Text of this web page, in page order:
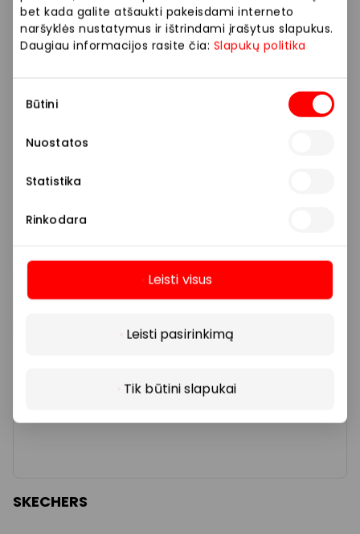
bet kada galite atšaukti pakeisdami interneto
naršyklės nustatymus ir ištrindami įrašytus slapukus.
Daugiau informacijos rasite čia: Slapukų politika
pasirinkimas
Būtini
Nuostatos
Statistika
Rinkodara
Leisti visus
Leisti pasirinkimą
Tik būtini slapukai
PEPCO
Vaikų prekės
SKECHERS
Daugiau